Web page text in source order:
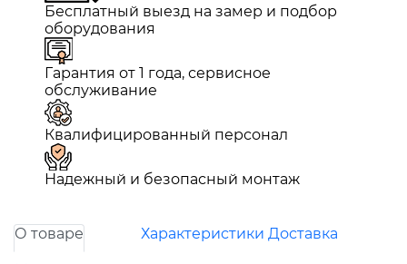
Бесплатный выезд на замер и подбор
оборудования
Гарантия от 1 года, сервисное
обслуживание
Квалифицированный персонал
Надежный и безопасный монтаж
О товаре Характеристики Доставка